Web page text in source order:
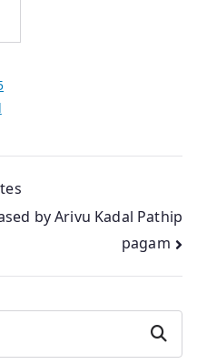
by Arivu Kadal Pathip
pagam
Search